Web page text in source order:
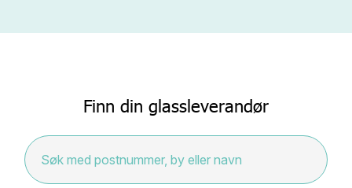
Finn din glassleverandør